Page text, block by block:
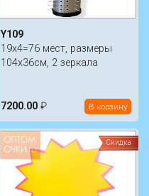
Y109
19x4=76 мест, размеры
104х36см, 2 зеркала
7200.00 ₽ В корзину
Скидка